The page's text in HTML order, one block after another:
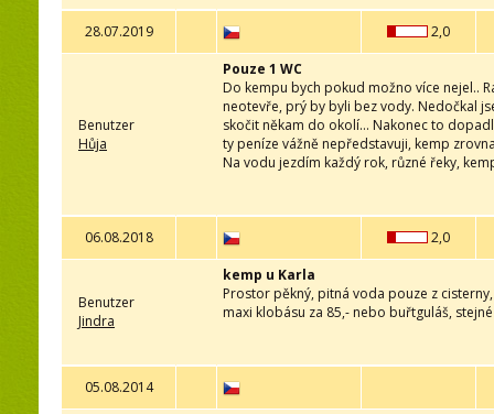
28.07.2019 2,0
Benutzer
Hůja
Pouze 1 WC
Do kempu bych pokud možno více nejel..
neotevře, prý by byli bez vody. Nedočkal
skočit někam do okolí... Nakonec to
ty peníze vážně nepředstavuji, kemp
Na vodu jezdím každý rok, různé řeky,
06.08.2018 2,0
Benutzer
Jindra
kemp u Karla
Prostor pěkný, pitná voda pouze z
maxi klobásu za 85,- nebo buřtguláš,
05.08.2014